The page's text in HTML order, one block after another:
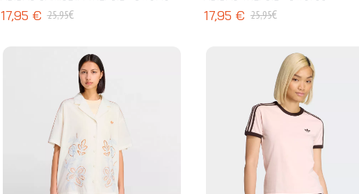
17,95 € 25,95€ 17,95 € 25,95€